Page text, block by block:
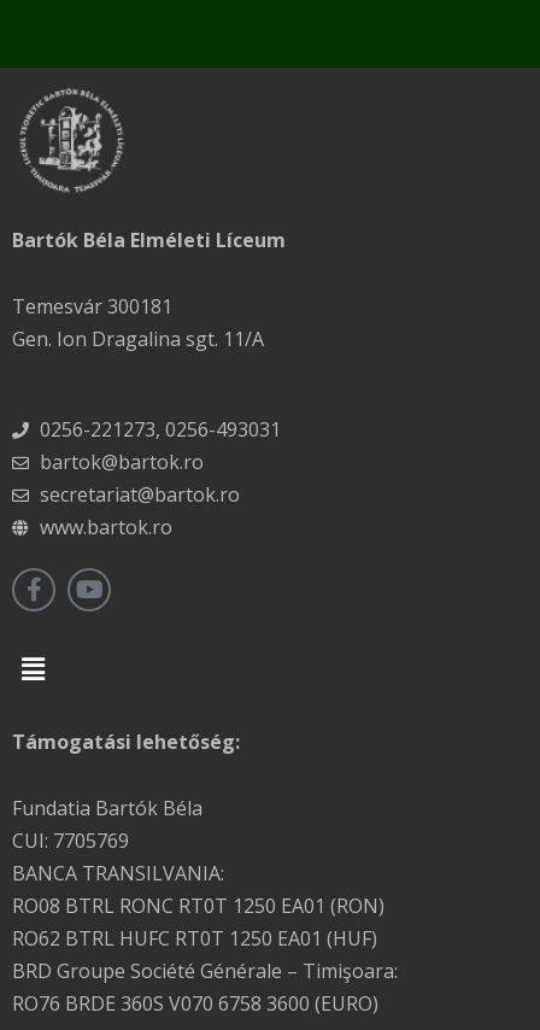
Bartók Béla Elméleti Líceum
Temesvár 300181
Gen. Ion Dragalina sgt. 11/A
0256-221273, 0256-493031
bartok@bartok.ro
secretariat@bartok.ro
www.bartok.ro
Menu
Támogatási lehetőség:
Fundatia Bartók Béla
CUI: 7705769
BANCA TRANSILVANIA:
RO08 BTRL RONC RT0T 1250 EA01 (RON)
RO62 BTRL HUFC RT0T 1250 EA01 (HUF)
BRD Groupe Société Générale – Timişoara:
RO76 BRDE 360S V070 6758 3600 (EURO)